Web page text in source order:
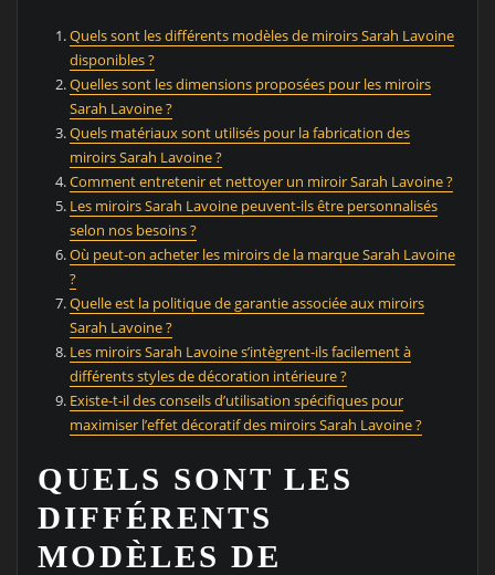
Quels sont les différents modèles de miroirs Sarah Lavoine
disponibles ?
Quelles sont les dimensions proposées pour les miroirs
Sarah Lavoine ?
Quels matériaux sont utilisés pour la fabrication des
miroirs Sarah Lavoine ?
Comment entretenir et nettoyer un miroir Sarah Lavoine ?
Les miroirs Sarah Lavoine peuvent-ils être personnalisés
selon nos besoins ?
Où peut-on acheter les miroirs de la marque Sarah Lavoine
?
Quelle est la politique de garantie associée aux miroirs
Sarah Lavoine ?
Les miroirs Sarah Lavoine s’intègrent-ils facilement à
différents styles de décoration intérieure ?
Existe-t-il des conseils d’utilisation spécifiques pour
maximiser l’effet décoratif des miroirs Sarah Lavoine ?
QUELS SONT LES
DIFFÉRENTS
MODÈLES DE